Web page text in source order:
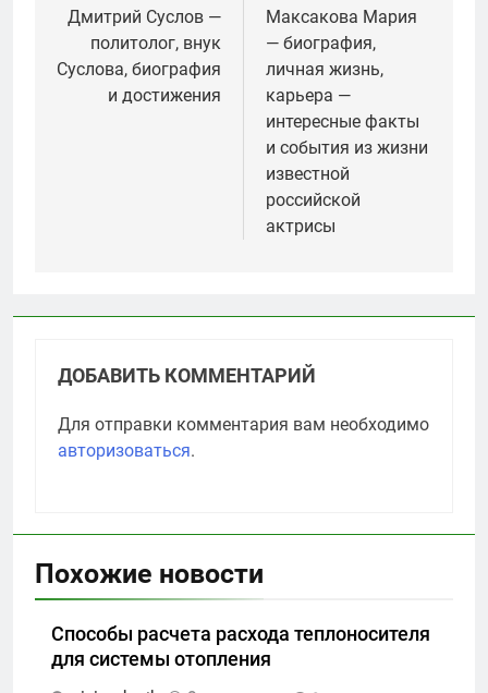
по
записям
Дмитрий Суслов —
политолог, внук
Суслова, биография
и достижения
Максакова Мария
— биография,
личная жизнь,
карьера —
интересные факты
и события из жизни
известной
российской
актрисы
ДОБАВИТЬ КОММЕНТАРИЙ
Для отправки комментария вам необходимо
авторизоваться.
Похожие новости
Способы расчета расхода теплоносителя
для системы отопления